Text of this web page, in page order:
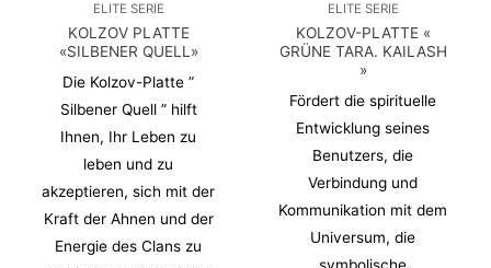
ELITE SERIE
KOLZOV PLATTE
«SILBENER QUELL»
Die Kolzov-Platte ”
Silbener Quell ” hilft
Ihnen, Ihr Leben zu
leben und zu
akzeptieren, sich mit der
Kraft der Ahnen und der
Energie des Clans zu
ELITE SERIE
KOLZOV-PLATTE «
GRÜNE TARA. KAILASH
»
Fördert die spirituelle
Entwicklung seines
Benutzers, die
Verbindung und
Kommunikation mit dem
Universum, die
symbolische